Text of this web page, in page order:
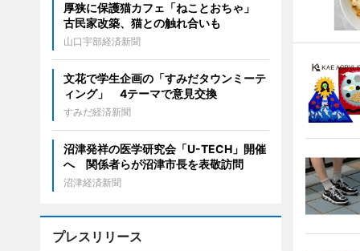
厚狭に保護猫カフェ「ねことおちゃ」
古民家改築、猫との触れ合いも
山口宇部経済新聞
文花で学生企画の「すみだタウンミーテ
ィング」 4テーマで意見交換
すみだ経済新聞
沼津発祥の医学研究会「U-TECH」開催
へ 関係者らが沼津市長を表敬訪問
沼津経済新聞
プレスリリース